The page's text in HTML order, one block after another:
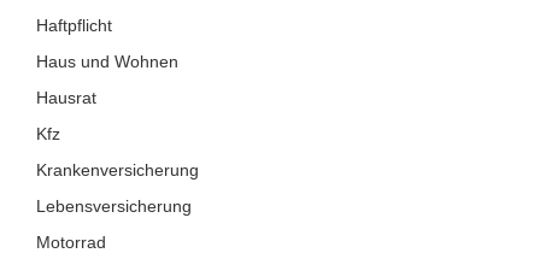
Haftpflicht
Haus und Wohnen
Hausrat
Kfz
Krankenversicherung
Lebensversicherung
Motorrad